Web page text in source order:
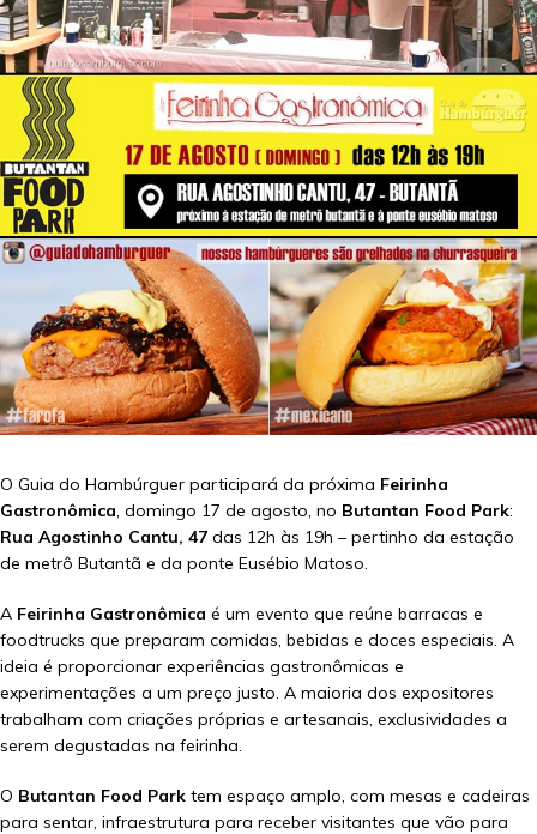
O Guia do Hambúrguer participará da próxima Feirinha
Gastronômica , domingo 17 de agosto, no Butantan Food Park:
Rua Agostinho Cantu, 47 das 12h às 19h – pertinho da estação
de metrô Butantã e da ponte Eusébio Matoso.
A Feirinha Gastronômica é um evento que reúne barracas e
foodtrucks que preparam comidas, bebidas e doces especiais. A
ideia é proporcionar experiências gastronômicas e
experimentações a um preço justo. A maioria dos expositores
trabalham com criações próprias e artesanais, exclusividades a
serem degustadas na feirinha.
O Butantan Food Park tem espaço amplo, com mesas e cadeiras
para sentar, infraestrutura para receber visitantes que vão para